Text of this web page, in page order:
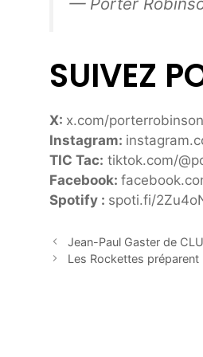
SUIVEZ
X: x.com/porterrobinson
Instagram:
TIC Tac: tiktok.com/
Facebook:
Spotify : spoti.fi/
Jean-Paul Gaster de
Les Rockettes